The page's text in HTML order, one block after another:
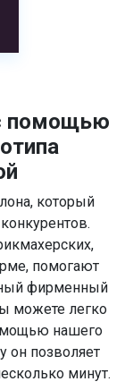
помощью
который
помогают
фирменный
можете легко
нашего
он позволяет
минут.